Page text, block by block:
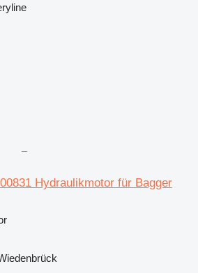
Hydraulikmotor für Bagger